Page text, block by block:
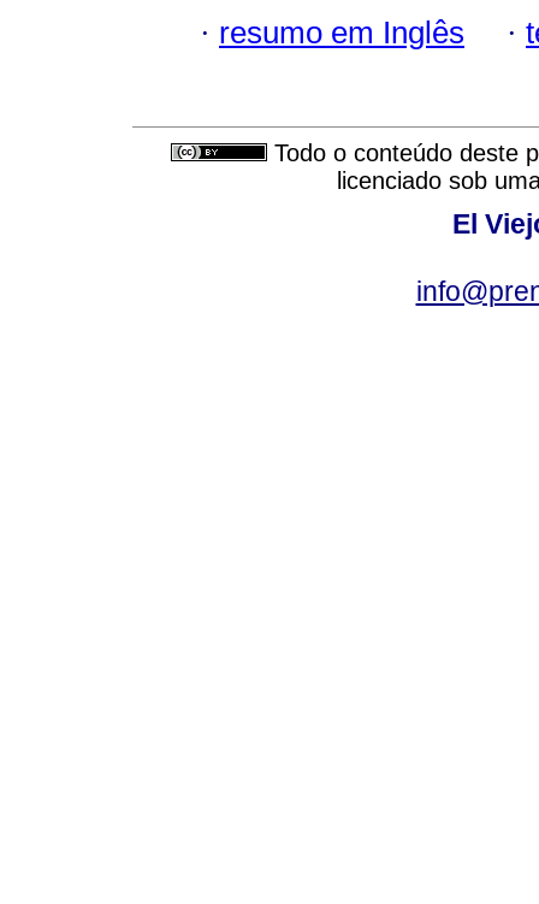
· resumo em Inglês ·
Todo o conteúdo deste
licenciado sob
El